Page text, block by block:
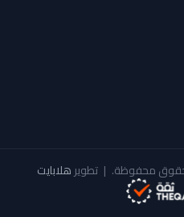
| تطويرهلابايت